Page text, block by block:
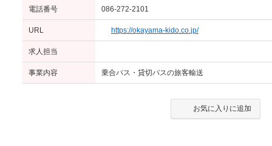
電話番号 086-272-2101
URL https://okayama-kido.co.jp/
求人担当
事業内容 乗合バス・貸切バスの旅客輸送
お気に入りに追加